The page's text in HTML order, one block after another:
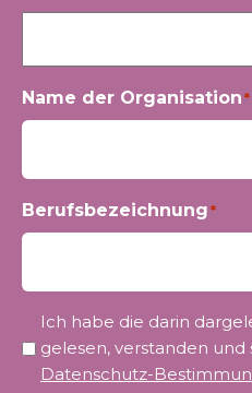
Name der Organisation*
Berufsbezeichnung*
Privatsphäre*
Ich habe die darin
gelesen, verstanden
Datenschutz-